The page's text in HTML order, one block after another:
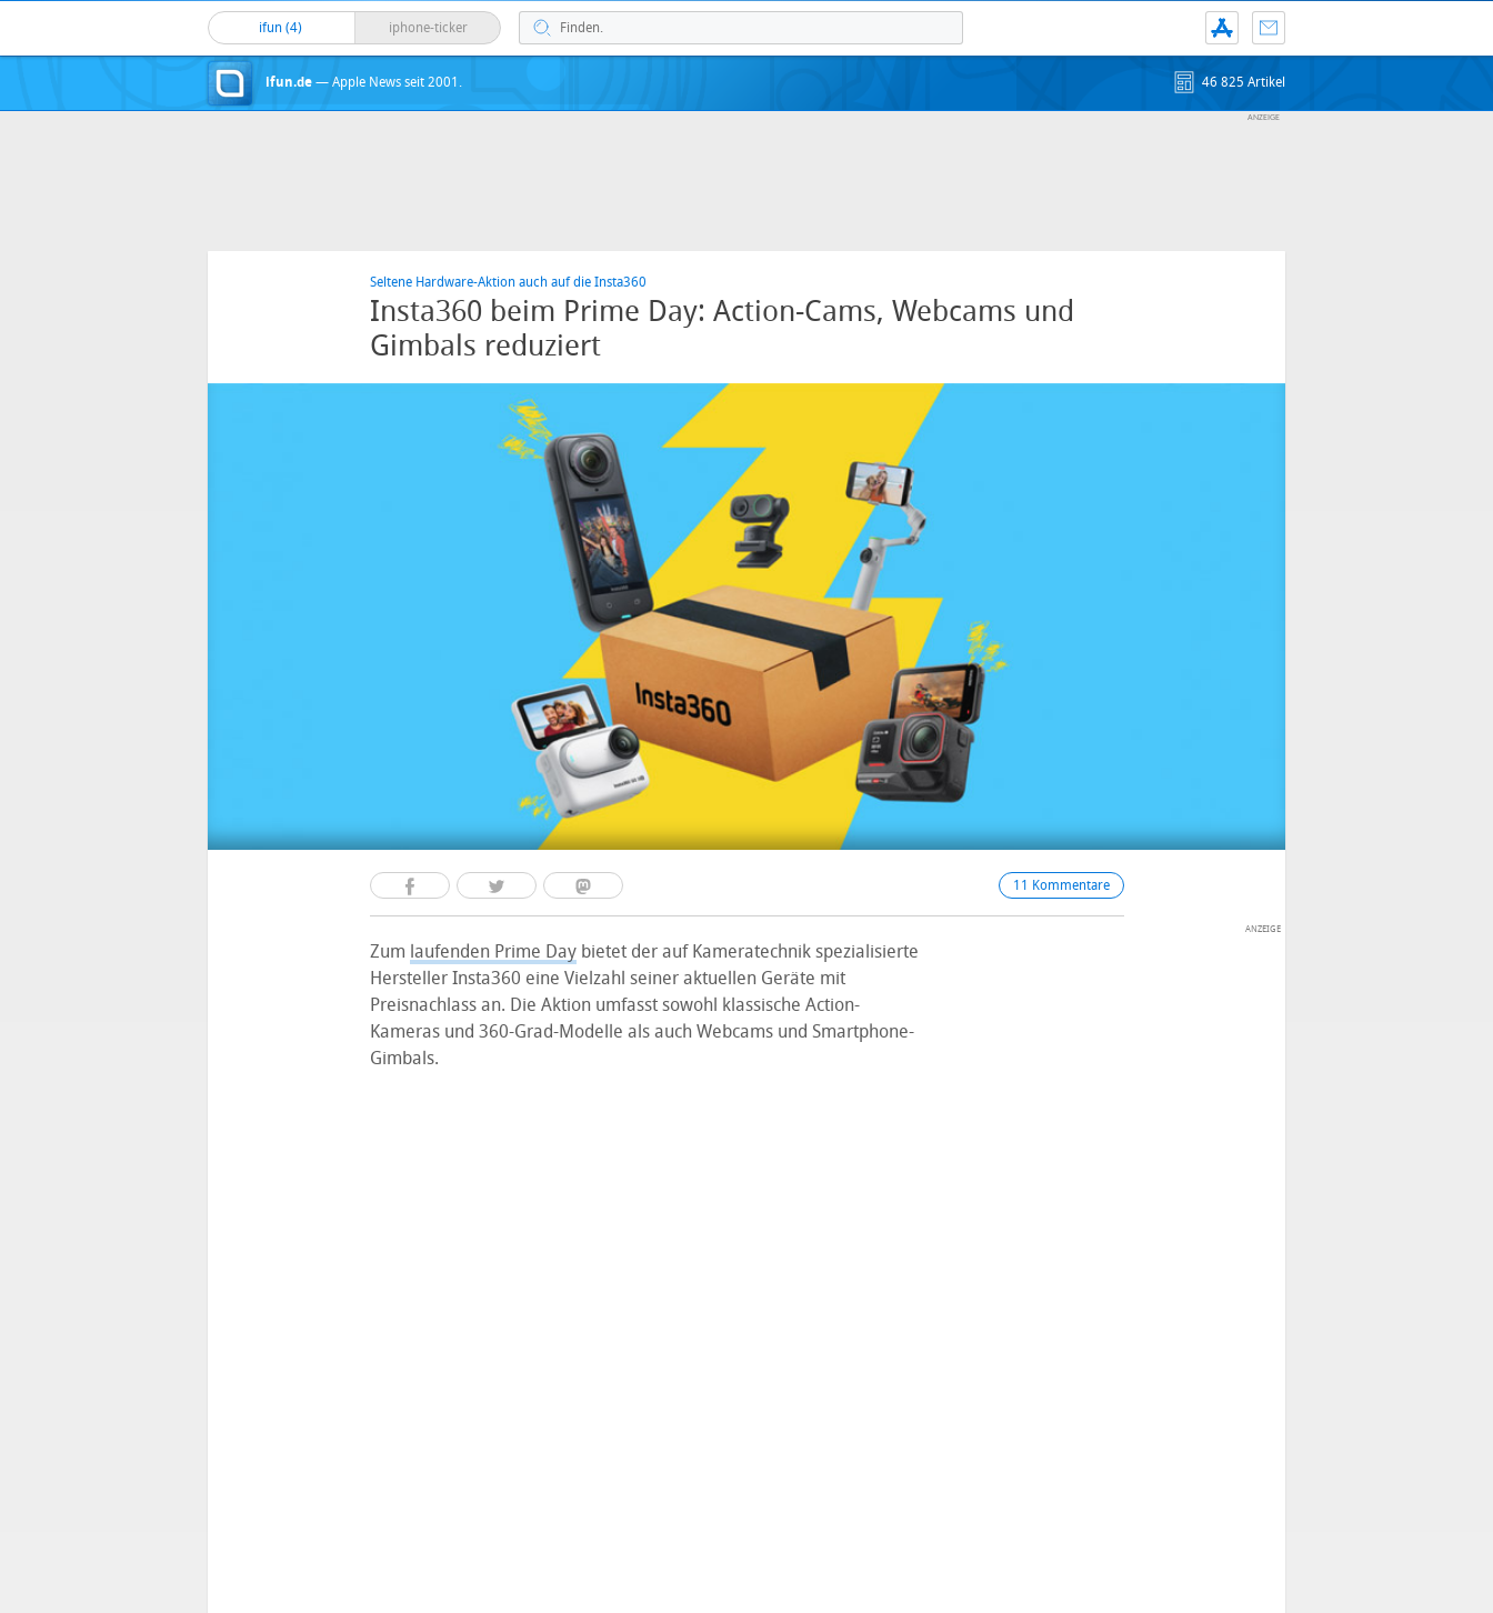
ifun (4) iphone-ticker
ifun.de — Apple News seit 2001. 46 825 Artikel
Seltene Hardware-Aktion auch auf die Insta360
Insta360 beim Prime Day: Action-Cams, Webcams und
Gimbals reduziert
11 Kommentare
Zum laufenden Prime Daybietet der auf Kameratechnik spezialisierte
Hersteller Insta360 eine Vielzahl seiner aktuellen Geräte mit
Preisnachlass an. Die Aktion umfasst sowohl klassische Action-
Kameras und 360-Grad-Modelle als auch Webcams und Smartphone-
Gimbals.